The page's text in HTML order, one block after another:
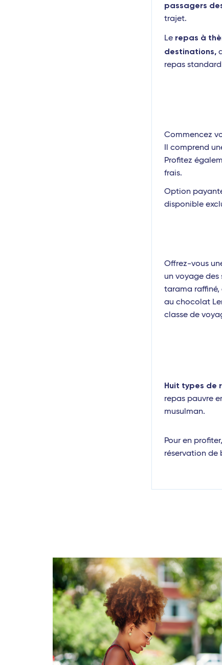
passagers
trajet.
Le repas à
destinations,
repas
Commencez
Il comprend
Profitez
frais.
Option
disponible
Offrez-vous
un voyage des
tarama
au chocolat
classe de
Huit types de
repas pauvre
musulman.
Pour en
réservation de